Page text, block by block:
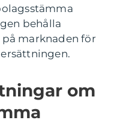
behålla
marknaden för
om